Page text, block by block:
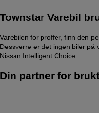
Townstar Varebil
Varebilen for proffer, finn den
Dessverre er det ingen biler på
Nissan Intelligent Choice
Din partner for